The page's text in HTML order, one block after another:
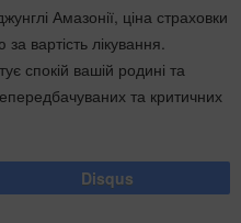
Амазонії, ціна страховки
вартість лікування.
спокій вашій родині та
та критичних
Disqus